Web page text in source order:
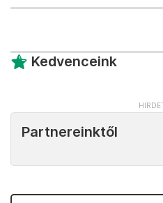
Kedvenceink
Partnereinktől